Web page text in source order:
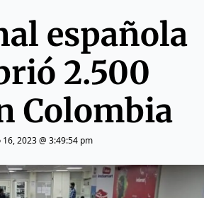
española
2.500
Colombia
2023 @ 3:49:54 pm